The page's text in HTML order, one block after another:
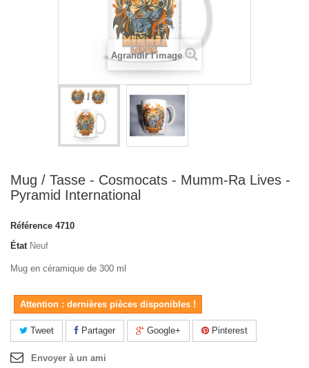
Agrandir l'image
Mug / Tasse - Cosmocats - Mumm-Ra Lives -
Pyramid International
Référence 4710
État Neuf
Mug en céramique de 300 ml
Attention : dernières pièces disponibles !
Tweet Partager Google+ Pinterest
Envoyer à un ami